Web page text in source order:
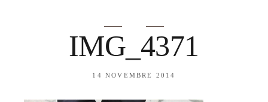
IMG_4371
14 NOVEMBRE 2014